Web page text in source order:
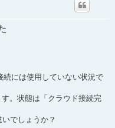
には使用していない状況で
。状態は「クラウド接続完
でしょうか？